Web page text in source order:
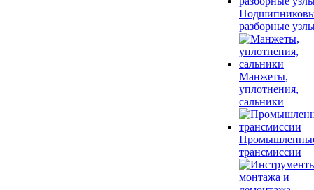
разборные
Манжеты,
уплотнения,
сальники
трансмиссии